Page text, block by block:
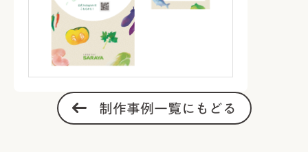
制作事例一覧にもどる